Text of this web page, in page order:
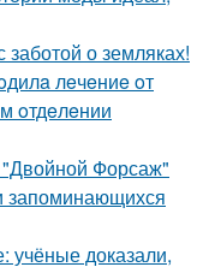
о земляках!
лeчeниe oт
oтдeлeнии
Форсаж"
запоминающихся
учёные доказали,